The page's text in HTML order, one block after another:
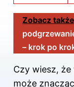
Zobacz
– krok po
Czy wiesz,
może